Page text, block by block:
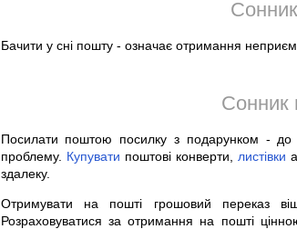
Бачити у сні пошту - означає отримання
Сонник
Посилати поштою посилку з подарунком - до
проблему. Купувати поштові конверти, листівки
здалеку.
Отримувати на пошті грошовий переказ
Розраховуватися за отримання на пошті